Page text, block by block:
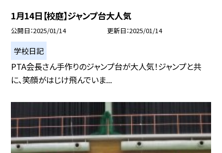
1月14日【校庭】ジャンプ台大人気
公開日 2025/01/14 更新日 2025/01/14
学校日記
PTA会長さん手作りのジャンプ台が大人気！ジャンプと共
に、笑顔がはじけ飛んでいま...